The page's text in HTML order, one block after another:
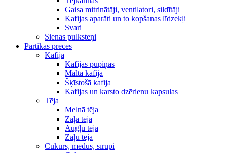
Gaisa mitrinātāji, ventilatori, sildītāji
Kafijas aparāti un to kopšanas līdzekļi
Svari
Sienas pulksteņi
Pārtikas preces
Kafija
Kafijas pupiņas
Maltā kafija
Šķīstošā kafija
Kafijas un karsto dzērienu kapsulas
Tēja
Melnā tēja
Zaļā tēja
Augļu tēja
Zāļu tēja
Cukurs, medus, sīrupi